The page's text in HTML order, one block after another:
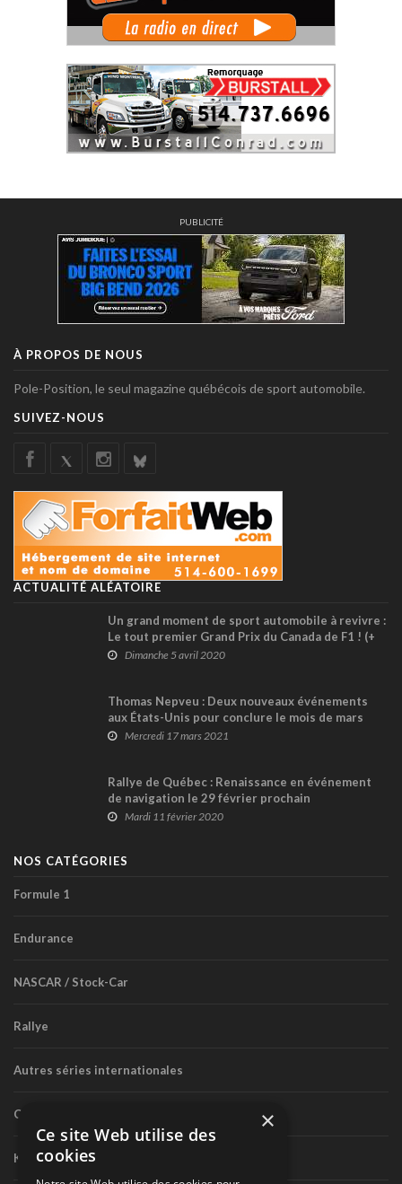
PUBLICITÉ
À PROPOS DE NOUS
Pole-Position, le seul magazine québécois de sport automobile.
SUIVEZ-NOUS
ACTUALITÉ ALÉATOIRE
Un grand moment de sport automobile à revivre :
Le tout premier Grand Prix du Canada de F1 ! (+
vidéo)Dimanche 5 avril 2020
Thomas Nepveu : Deux nouveaux événements
aux États-Unis pour conclure le mois de mars
Mercredi 17 mars 2021
Rallye de Québec : Renaissance en événement
de navigation le 29 février prochain
Mardi 11 février 2020
NOS CATÉGORIES
Formule 1
Endurance
NASCAR / Stock-Car
Rallye
Autres séries internationales
Circuit routier canadien
Karting
×
Ce site Web utilise des
cookies